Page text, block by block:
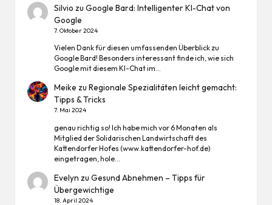
Silvio zuGoogle Bard: Intelligenter KI-Chat von
Google
7. Oktober 2024
Vielen Dank für diesen umfassenden Überblick zu
Google Bard! Besonders interessant finde ich, wie sich
Google mit diesem KI-Chat im…
Meike zuRegionale Spezialitäten leicht gemacht:
Tipps & Tricks
7. Mai 2024
genau richtig so! Ich habe mich vor 6 Monaten als
Mitglied der Solidarischen Landwirtschaft des
Kattendorfer Hofes (www.kattendorfer-hof.de)
eingetragen, hole…
Evelyn zuGesund Abnehmen – Tipps für
Übergewichtige
18. April 2024